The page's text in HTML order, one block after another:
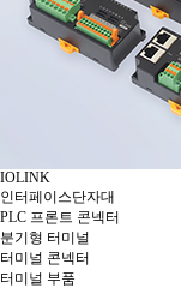
IOLINK
인터페이스단자대
PLC 프론트 콘넥터
분기형 터미널
터미널 콘넥터
터미널 부품